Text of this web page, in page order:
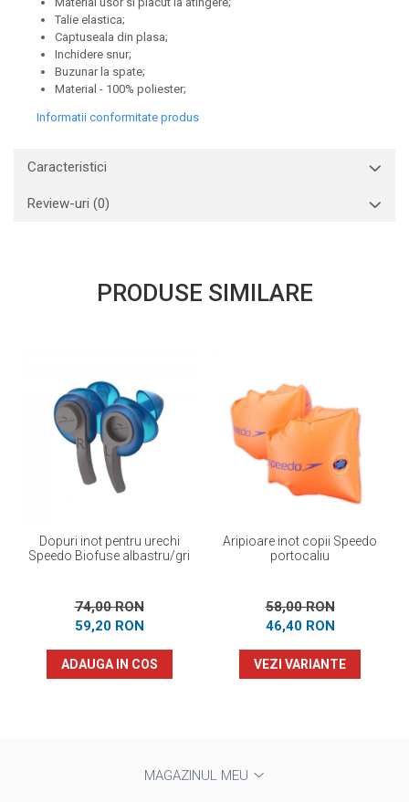
Talie elastica;
Captuseala din plasa;
Inchidere snur;
Buzunar la spate;
Material - 100% poliester;
Informatii conformitate produs
Caracteristici
Review-uri (0)
PRODUSE SIMILARE
Dopuri inot pentru urechi
Speedo Biofuse albastru/gri
74,00 RON
59,20 RON
ADAUGA IN COS
Aripioare inot copii Speedo
portocaliu
58,00 RON
46,40 RON
VEZI VARIANTE
MAGAZINUL MEU